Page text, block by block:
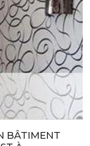
BÂTIMENT